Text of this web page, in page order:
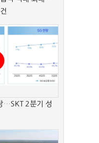
…SKT 2분기 성